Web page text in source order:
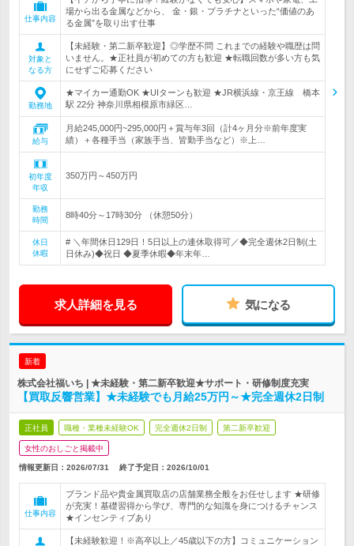
仕事内容
場から出る金属などから、 金・銀・プラチナといった“価値のあ
る金属”を取り出す仕事
対象と
なる方
【未経験・第二新卒歓迎】◎学歴不問 これまでの経験や職歴は問
いません。★正社員が初めての方も歓迎 ★転職回数が多い方も気
にせずご応募ください
勤務地
★マイカー通勤OK ★UIターンも歓迎 ★JR横浜線・京王線 橋本
駅 22分 神奈川県相模原市緑区…
給与
月給245,000円~295,000円＋賞与年3回（計4ヶ月分※前年度実
績）＋各種手当（家族手当、皆勤手当など）※上…
初年度
年収
350万円～450万円
勤務
時間
8時40分～17時30分 （休憩50分）
休日
休暇
# ＼年間休日129日！5日以上の連休取得可／◆完全週休2日制(土
日休み)◆祝日 ◆夏季休暇◆年末年…
求人詳細を見る 気になる
新着
株式会社福いち | ★未経験・第二新卒歓迎★サポート・研修制度充実
【買取反響営業】★未経験でも月給25万円～★完全週休2日制
正社員 職種・業種未経験OK 完全週休2日制 第二新卒歓迎
女性のおしごと掲載中
情報更新日：2026/07/31 終了予定日： 2026/10/01
仕事内容
ブランド品や貴金属買取店の店舗業務全般をお任せします ★研修
が充実！基礎習得から学び、専門的な知識を身につけるチャンス
★インセンティブあり
【未経験歓迎！※高卒以上／45歳以下の方】コミュニケーション